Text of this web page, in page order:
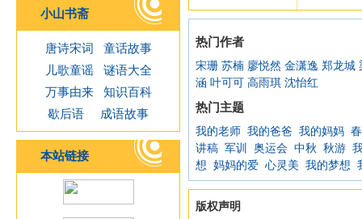
小山书斋
唐诗宋词
童话故事
儿歌童谣
谜语大全
万事由来
知识百科
歇后语
成语故事
本站链接
热门作者
宋珊 苏楠 廖悦然 金潇逸 郑龙城
涵 叶可可 高雨琪 沈怡红
热门主题
我的老师 我的爸爸 我的妈妈
讲稿 军训 奥运会 中秋 秋游
想 妈妈的爱 心灵美 我的梦想
版权声明